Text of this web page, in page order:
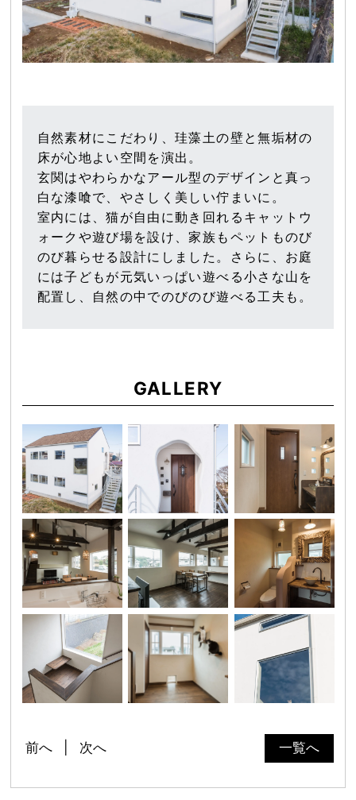
自然素材にこだわり、珪藻土の壁と無垢材の
床が心地よい空間を演出。
玄関はやわらかなアール型のデザインと真っ
白な漆喰で、やさしく美しい佇まいに。
室内には、猫が自由に動き回れるキャットウ
ォークや遊び場を設け、家族もペットものび
のび暮らせる設計にしました。さらに、お庭
には子どもが元気いっぱい遊べる小さな山を
配置し、自然の中でのびのび遊べる工夫も。
GALLERY
一覧へ
前へ 次へ